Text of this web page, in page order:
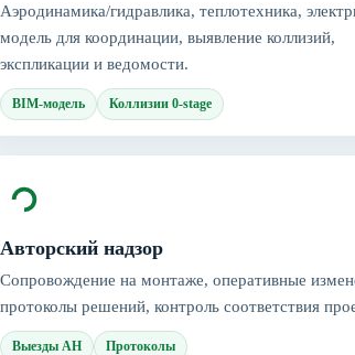
Аэродинамика/гидравлика, теплотехника,
модель для координации, выявление коллизий,
экспликации и ведомости.
BIM-модель Коллизии 0-stage
Авторский надзор
Сопровождение на монтаже, оперативные
протоколы решений, контроль соответствия
Выезды АН Протоколы